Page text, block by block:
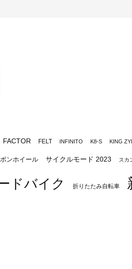
FACTOR FELT INFINITO K8-S KING
ンホイール サイクルモード 2023 スカ
ドバイク 折りたたみ自転車